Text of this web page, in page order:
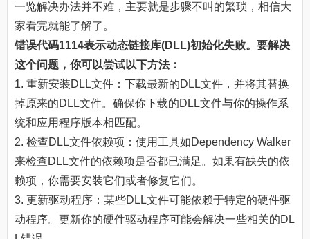
一览解决办法并不难，主要就是步骤不叫的繁琐，相信大
家看完就能了解了。
错误代码1114表示动态链接库(DLL)初始化失败。要解决
这个问题，你可以尝试以下方法：
1. 重新安装DLL文件：下载最新的DLL文件，并将其替换
掉原来的DLL文件。确保你下载的DLL文件与你的操作系
统和应用程序版本相匹配。
2. 检查DLL文件依赖项：使用工具如Dependency Walker
来检查DLL文件的依赖项是否都已满足。如果有缺失的依
赖项，你需要安装它们或者修复它们。
3. 更新驱动程序：某些DLL文件可能依赖于特定的硬件驱
动程序。更新你的硬件驱动程序可能会解决一些相关的DL